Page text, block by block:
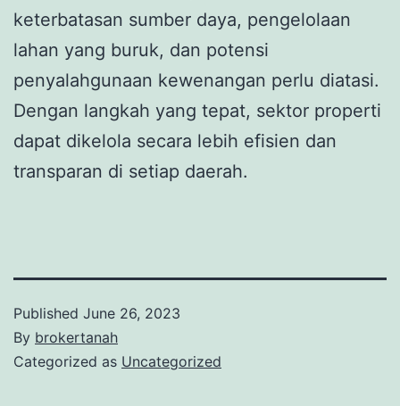
keterbatasan sumber daya, pengelolaan
lahan yang buruk, dan potensi
penyalahgunaan kewenangan perlu diatasi.
Dengan langkah yang tepat, sektor properti
dapat dikelola secara lebih efisien dan
transparan di setiap daerah.
Published June 26, 2023
By brokertanah
Categorized as Uncategorized